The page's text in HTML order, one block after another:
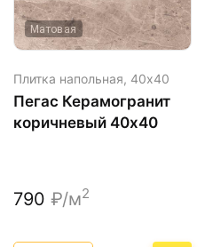
Матовая
Плитка напольная, 40х40
Пегас Керамогранит
коричневый 40х40
790 ₽/м2